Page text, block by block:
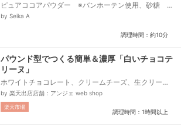
ピュアココアパウダー ※バンホーテン使用、砂糖 ※
きび砂糖使用、ウイスキー、メープルシロップ、バタ
by Seika A
調理時間：約10分
パウンド型でつくる簡単＆濃厚「白いチョコテ
リーヌ」
ホワイトチョコレート、クリームチーズ、生クリー
ム、砂糖、玉子、薄力粉、粉糖
by 楽天出店店舗：アンジェ web shop
楽天市場
調理時間：1時間以上